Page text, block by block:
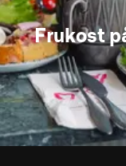
Frukost